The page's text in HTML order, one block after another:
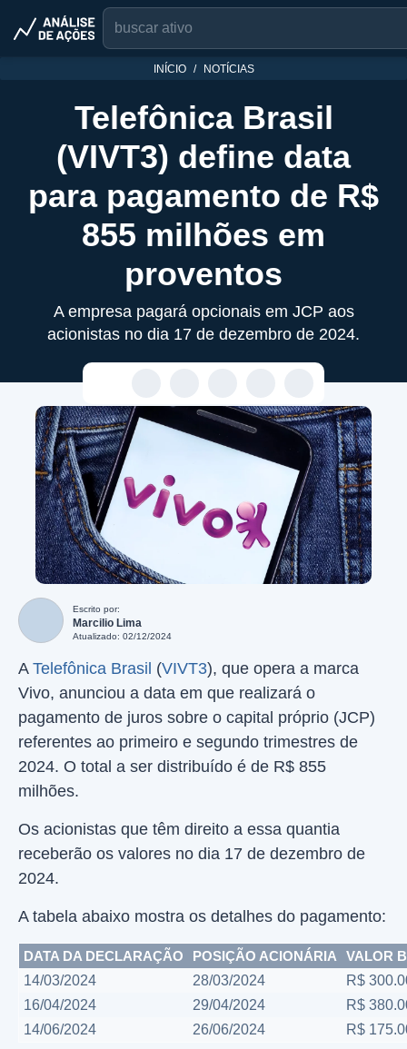
INÍCIO NOTÍCIAS
Telefônica Brasil
(VIVT3) define data
para pagamento de R$
855 milhões em
proventos
A empresa pagará opcionais em JCP aos
acionistas no dia 17 de dezembro de 2024.
Escrito por:
Marcilio Lima
Atualizado: 02/12/2024
A Telefônica Brasil (VIVT3), que opera a marca
Vivo, anunciou a data em que realizará o
pagamento de juros sobre o capital próprio (JCP)
referentes ao primeiro e segundo trimestres de
2024. O total a ser distribuído é de R$ 855
milhões.
Os acionistas que têm direito a essa quantia
receberão os valores no dia 17 de dezembro de
2024.
A tabela abaixo mostra os detalhes do pagamento:
DATA DA DECLARAÇÃO POSIÇÃO ACIONÁRIA
VALOR
14/03/2024
28/03/2024
R$
16/04/2024
29/04/2024
R$
14/06/2024
26/06/2024 R$